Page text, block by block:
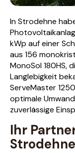
In Strodehne
kWp auf einer
aus 156
MonoSol 180HS,
Langlebigkeit
ServeMaster
optimale
zuverlässige
Ihr
Strodehne